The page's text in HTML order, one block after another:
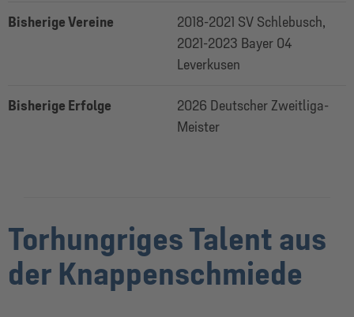
Bisherige Vereine
2018-2021 SV Schlebusch,
2021-2023 Bayer 04
Leverkusen
Bisherige Erfolge
2026 Deutscher Zweitliga-
Meister
Torhungriges Talent aus
der Knappenschmiede